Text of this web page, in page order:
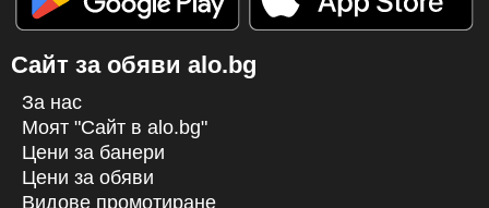
Сайт за обяви alo.bg
За нас
Моят "Сайт в alo.bg"
Цени за банери
Цени за обяви
Видове промотиране